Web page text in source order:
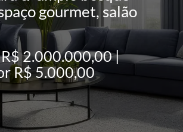
gourmet, salão
2.000.000,00 |
R$ 5.000,00